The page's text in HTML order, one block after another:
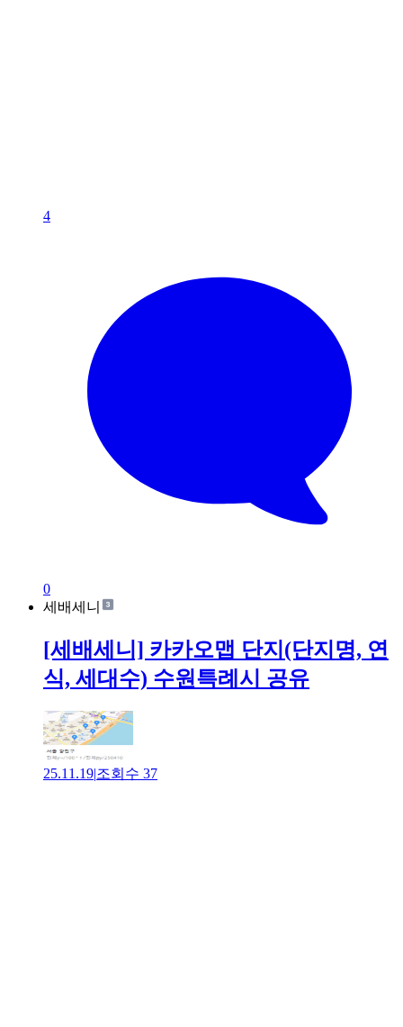
4
0
세배세니
[세배세니] 카카오맵 단지(단지명, 연
식, 세대수) 수원특례시 공유
25.11.19|조회수 37